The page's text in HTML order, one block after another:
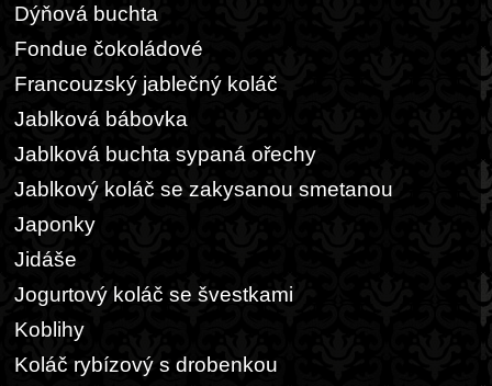
Dýňová buchta
Fondue čokoládové
Francouzský jablečný koláč
Jablková bábovka
Jablková buchta sypaná ořechy
Jablkový koláč se zakysanou smetanou
Japonky
Jidáše
Jogurtový koláč se švestkami
Koblihy
Koláč rybízový s drobenkou